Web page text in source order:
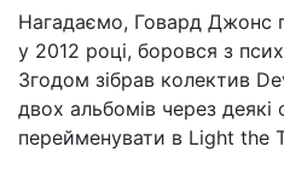
Нагадаємо, Говард Джонс
у 2012 році, боровся з
Згодом зібрав колектив
двох альбомів через
перейменувати в Light the